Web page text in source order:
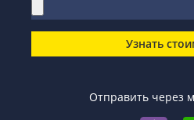
Узнать
Отправить через